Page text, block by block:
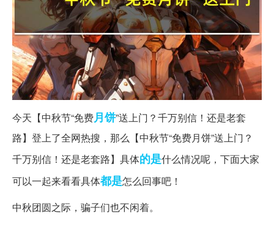
今天【中秋节“免费月饼”送上门？千万别信！还是老套
路】登上了全网热搜，那么【中秋节“免费月饼”送上门？
千万别信！还是老套路】具体的是什么情况呢，下面大家
可以一起来看看具体都是怎么回事吧！
中秋团圆之际，骗子们也不闲着。